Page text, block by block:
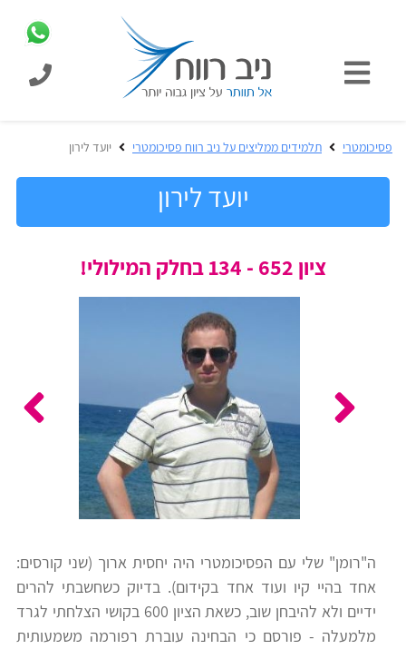
כניסת
תלמידים
לפסיכומטרי
מידע
כללי
המוצרים
מבית
רווח
בחינות
הכנה
לצה"ל
וחטיבות
ביניים
פסיכומטרי תלמידים ממליצים על ניב רווח פסיכומטרי יועד לירון
יועד לירון
ציון 652 - 134 בחלק המילולי!
ה"רומן" שלי עם הפסיכומטרי היה יחסית ארוך (שני קורסים:
אחד בהיי קיו ועוד אחד בקידום). בדיוק כשחשבתי להרים
ידיים ולא להיבחן שוב, כשאת הציון 600 בקושי הצלחתי לגרד
מלמעלה - פורסם כי הבחינה עוברת רפורמה משמעותית